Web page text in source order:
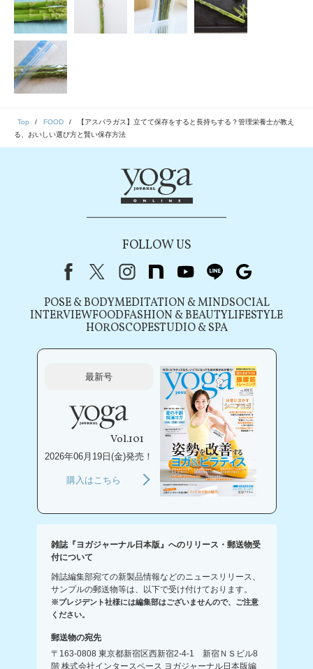
Top FOOD
【アスパラガス】立てて保存をすると長持ちする？管理栄養士が教え
る、おいしい選び方と賢い保存方法
FOLLOW US
FacebookX（旧Twitter）
instagram
note youtubeline
POSE & BODYMEDITATION & MINDSOCIAL
INTERVIEWFOODFASHION & BEAUTYLIFESTYLE
HOROSCOPESTUDIO & SPA
最新号
Vol.101
2026年06月19日(金)発売！
購入はこちら
雑誌『ヨガジャーナル日本版』へのリリース・郵送物受
付について
雑誌編集部宛ての新製品情報などのニュースリリース、
サンプルの郵送物等は、以下で受け付けております。
※プレジデント社様には編集部はございませんので、ご注意
ください。
郵送物の宛先
〒163-0808 東京都新宿区西新宿2-4-1 新宿ＮＳビル8
階 株式会社インタースペース ヨガジャーナル日本版編